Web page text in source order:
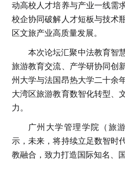
动高校人才培养与产业一线需
校企协同破解人才短板与技术
区文旅产业高质量发展。
本次论坛汇聚中法教育智
旅游教育交流、产学研协同创
州大学与法国昂热大学二十余
大湾区旅游教育数智化转型、
力。
广州大学管理学院（旅
示，未来，将持续立足数智时
教融合，致力打造国际知名、